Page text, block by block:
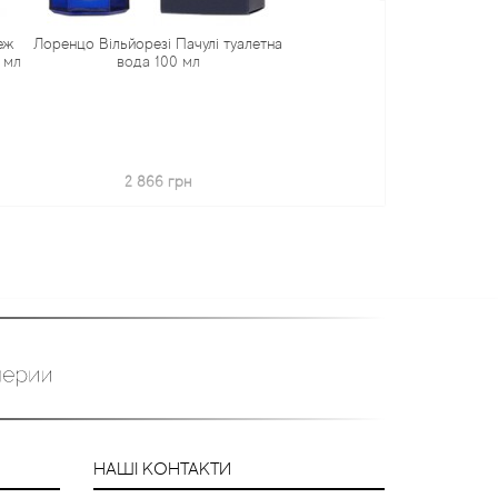
Пачулі туалетна
100 мл
НАШІ КОНТАКТИ